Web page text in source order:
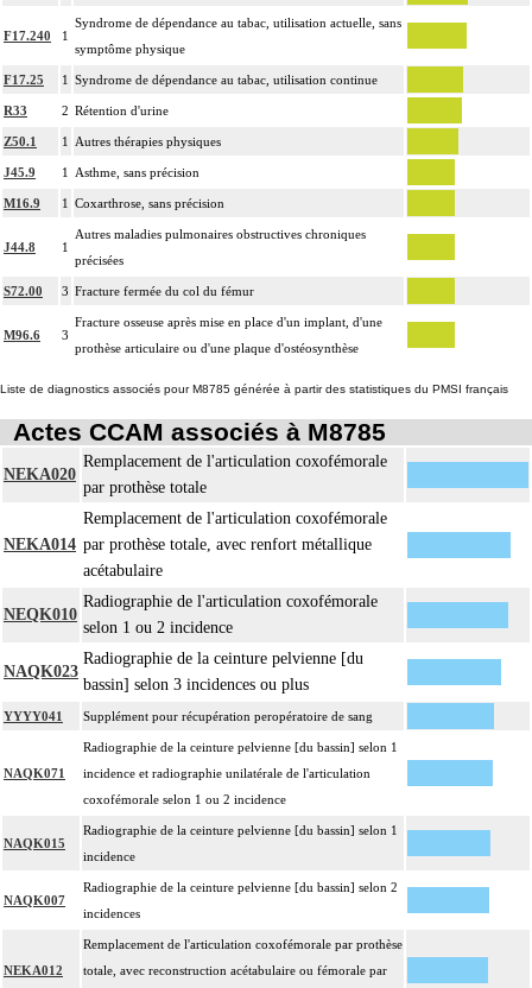
F17.240 1
Syndrome de dépendance au tabac, utilisation actuelle, sans
symptôme physique
F17.25 1 Syndrome de dépendance au tabac, utilisation continue
R33 2 Rétention d'urine
Z50.1 1 Autres thérapies physiques
J45.9 1 Asthme, sans précision
M16.9 1 Coxarthrose, sans précision
J44.8 1
Autres maladies pulmonaires obstructives chroniques
précisées
S72.00 3 Fracture fermée du col du fémur
M96.6 3
Fracture osseuse après mise en place d'un implant, d'une
prothèse articulaire ou d'une plaque d'ostéosynthèse
Liste de diagnostics associés pour M8785 générée à partir des statistiques du PMSI français
Actes CCAM associés à M8785
NEKA020
Remplacement de l'articulation coxofémorale
par prothèse totale
NEKA014
Remplacement de l'articulation coxofémorale
par prothèse totale, avec renfort métallique
acétabulaire
NEQK010
Radiographie de l'articulation coxofémorale
selon 1 ou 2 incidence
NAQK023
Radiographie de la ceinture pelvienne [du
bassin] selon 3 incidences ou plus
YYYY041 Supplément pour récupération peropératoire de sang
NAQK071
Radiographie de la ceinture pelvienne [du bassin] selon 1
incidence et radiographie unilatérale de l'articulation
coxofémorale selon 1 ou 2 incidence
NAQK015
Radiographie de la ceinture pelvienne [du bassin] selon 1
incidence
NAQK007
Radiographie de la ceinture pelvienne [du bassin] selon 2
incidences
NEKA012
Remplacement de l'articulation coxofémorale par prothèse
totale, avec reconstruction acétabulaire ou fémorale par